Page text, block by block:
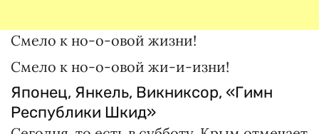
Смело к но-о-овой жизни!
Смело к но-о-овой жи-и-изни!
Японец, Янкель, Викниксор, «Гимн
Республики Шкид»